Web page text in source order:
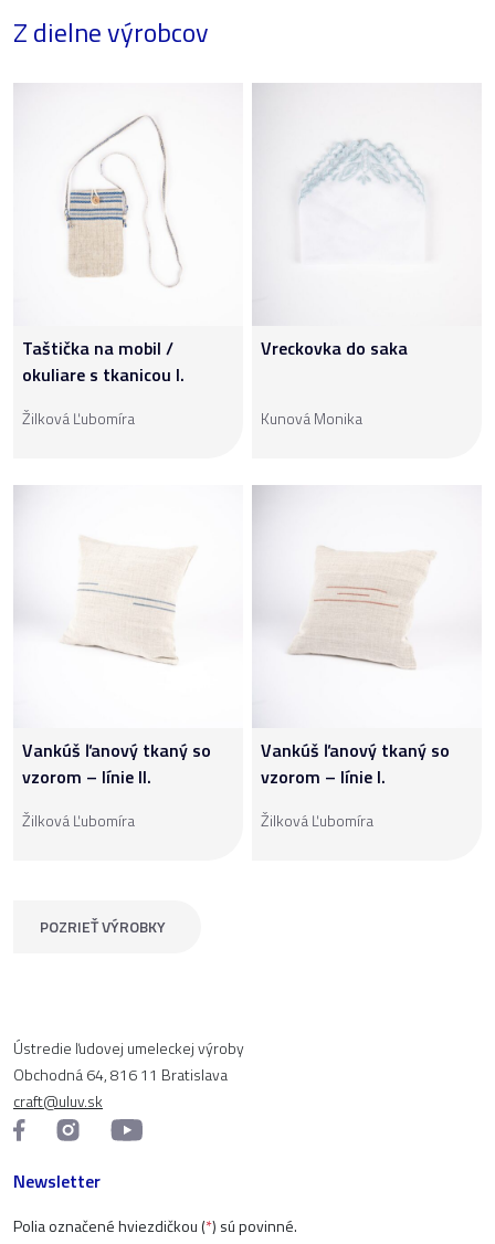
Z dielne výrobcov
Taštička na mobil /
okuliare s tkanicou I.
Žilková Ľubomíra
Vreckovka do saka
Kunová Monika
Vankúš ľanový tkaný so
vzorom – línie II.
Žilková Ľubomíra
Vankúš ľanový tkaný so
vzorom – línie I.
Žilková Ľubomíra
POZRIEŤ VÝROBKY
Ústredie ľudovej umeleckej výroby
Obchodná 64, 816 11 Bratislava
craft@uluv.sk
Newsletter
Polia označené hviezdičkou (*) sú povinné.